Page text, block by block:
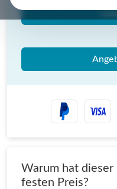
Warum hat dieser
festen Preis?